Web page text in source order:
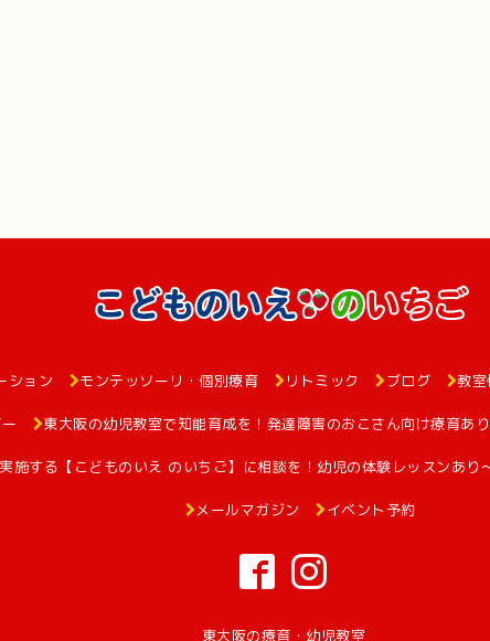
ション モンテッソーリ・個別療育 リトミック ブログ 教
東大阪の幼児教室で知能育成を！発達障害のおこさん向け療育あ
施する【こどものいえ のいちご】に相談を！幼児の体験レッスンあり
メールマガジン イベント予約
東大阪の療育・幼児教室